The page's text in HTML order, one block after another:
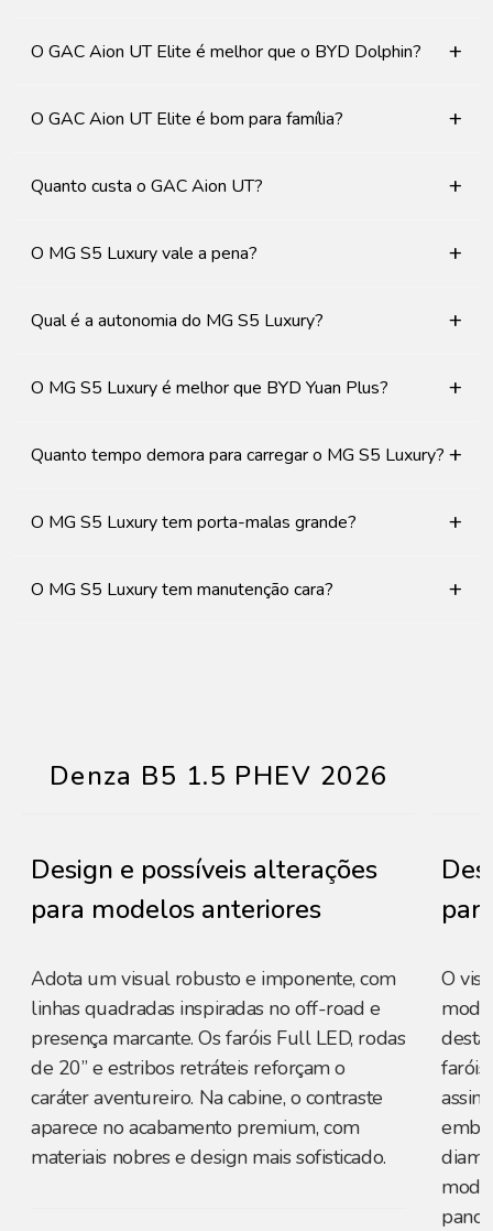
O GAC Aion UT Elite é melhor que o BYD Dolphin? +
O GAC Aion UT Elite é bom para família? +
Quanto custa o GAC Aion UT? +
O MG S5 Luxury vale a pena? +
Qual é a autonomia do MG S5 Luxury? +
O MG S5 Luxury é melhor que BYD Yuan Plus? +
Quanto tempo demora para carregar o MG S5 Luxury? +
O MG S5 Luxury tem porta-malas grande? +
O MG S5 Luxury tem manutenção cara? +
Denza B5 1.5 PHEV 2026
Design e possíveis alterações
para modelos anteriores
Adota um visual robusto e imponente, com
linhas quadradas inspiradas no off-road e
presença marcante. Os faróis Full LED, rodas
de 20” e estribos retráteis reforçam o
caráter aventureiro. Na cabine, o contraste
aparece no acabamento premium, com
materiais nobres e design mais sofisticado.
O
faróis